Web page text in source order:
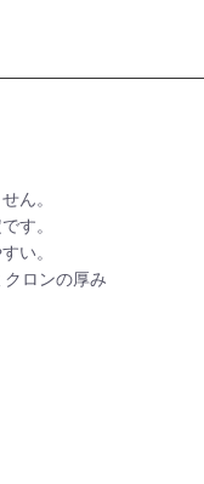
ん。
す。
い。
クロンの厚み